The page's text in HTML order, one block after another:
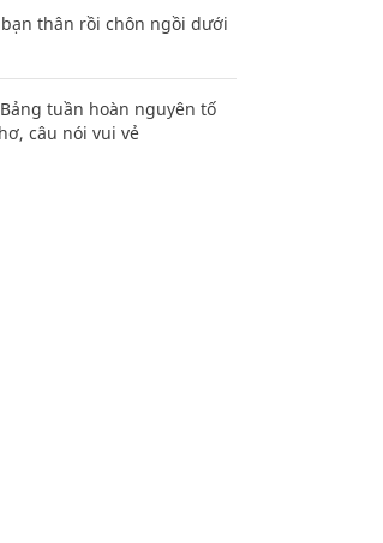
thân rồi chôn ngồi dưới
tuần hoàn nguyên tố
câu nói vui vẻ